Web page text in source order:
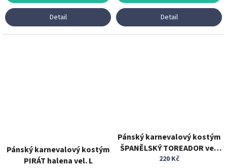
Detail Detail
Pánský karnevalový kostým
PIRÁT halena vel. L
Pánský karnevalový kostým
ŠPANĚLSKÝ TOREADOR vel.
M/L
220 Kč